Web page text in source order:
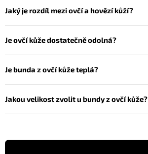
Jaký je rozdíl mezi ovčí a hovězí kůží?
Je ovčí kůže dostatečně odolná?
Je bunda z ovčí kůže teplá?
Jakou velikost zvolit u bundy z ovčí kůže?